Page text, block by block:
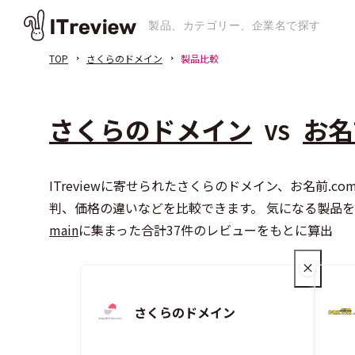
TOP さくらのドメイン 製品比較
さくらのドメイン VS お
ITreviewに寄せられたさくらのドメイン、お名前
判、価格の違いなどを比較できます。 気になる製品
mainに集まった合計37件のレビューをもとに算出
さくらのドメイン